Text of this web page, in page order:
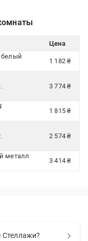
Цена
белый
1 182 ₴
3 774 ₴
1 815 ₴
2 574 ₴
металл
3 414 ₴
Стеллажи?